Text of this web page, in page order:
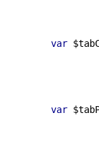
var
var